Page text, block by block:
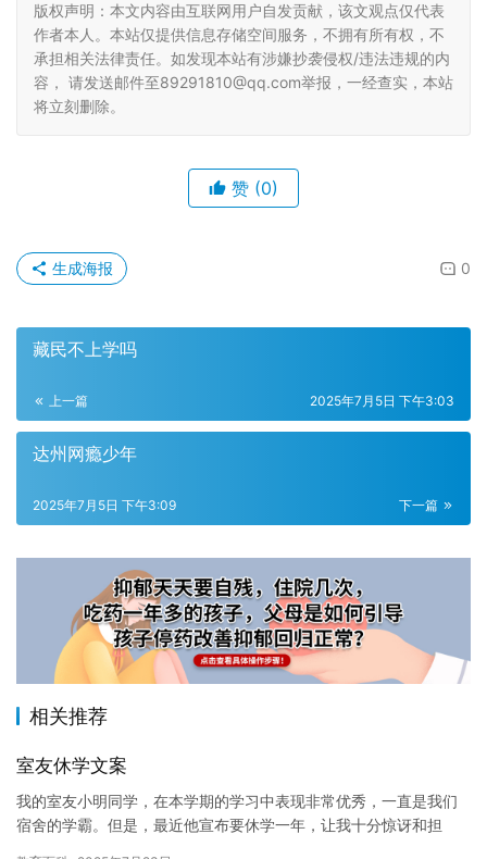
版权声明：本文内容由互联网用户自发贡献，该文观点仅代表
作者本人。本站仅提供信息存储空间服务，不拥有所有权，不
承担相关法律责任。如发现本站有涉嫌抄袭侵权/违法违规的内
容， 请发送邮件至89291810@qq.com举报，一经查实，本站
将立刻删除。
赞 (0)
0
生成海报
藏民不上学吗
上一篇 2025年7月5日 下午3:03
达州网瘾少年
下一篇
2025年7月5日 下午3:09
相关推荐
室友休学文案
我的室友小明同学，在本学期的学习中表现非常优秀，一直是我们
宿舍的学霸。但是，最近他宣布要休学一年，让我十分惊讶和担